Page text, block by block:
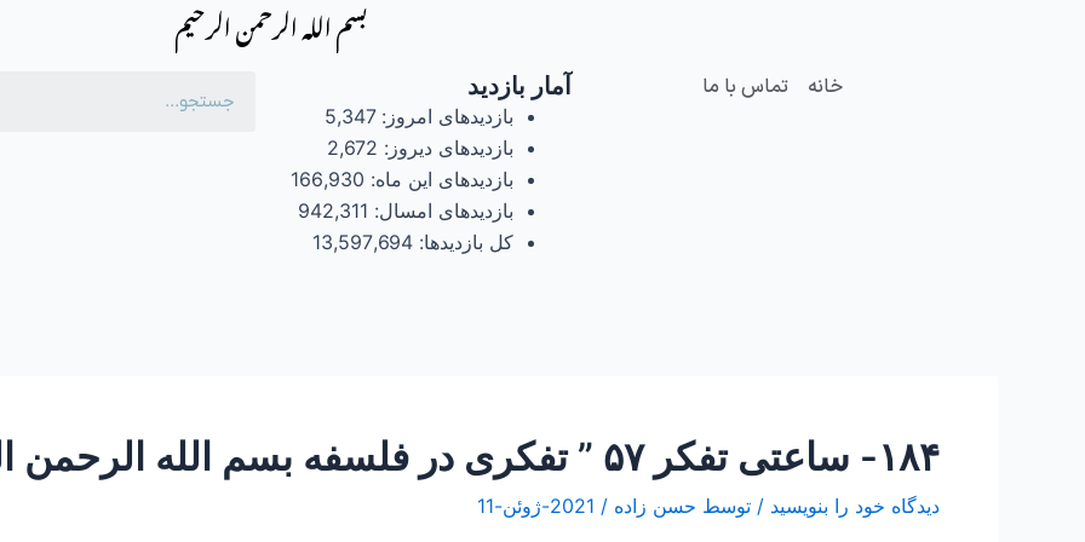
بسم الله الرحمن الرحیم
خانه تماس با ما آمار بازدید
بازدیدهای امروز:5,347
بازدیدهای دیروز: 2,672
بازدیدهای این ماه: 166,930
بازدیدهای امسال: 942,311
کل بازدیدها:13,597,694
۱۸۴- ساعتی تفکر ۵۷ ” تفکری در فلسفه بسم الله الرحمن الرحیم”
دیدگاه‌ خود را بنویسید / توسط حسن زاده / 2021-ژوئن-11